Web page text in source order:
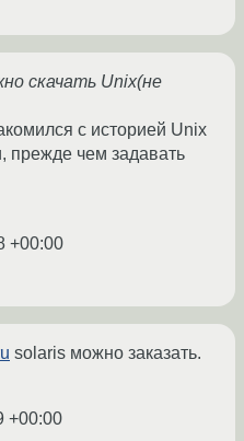
скачать Unix(не
с историей Unix
прежде чем задавать
+00:00
solaris можно заказать.
+00:00